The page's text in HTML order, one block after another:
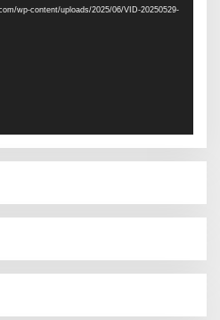
wp-content/uploads/2025/06/VID-20250529-